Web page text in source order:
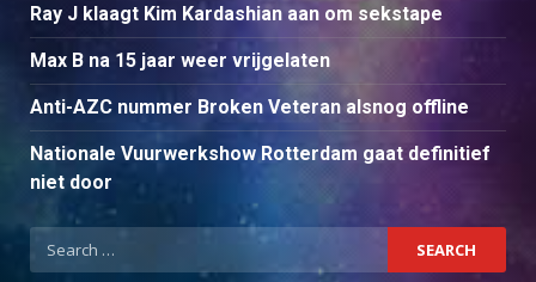
Ray J klaagt Kim Kardashian aan om sekstape
Max B na 15 jaar weer vrijgelaten
Anti-AZC nummer Broken Veteran alsnog offline
Nationale Vuurwerkshow Rotterdam gaat definitief
niet door
Search
for: